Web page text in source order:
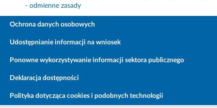
- odmienne zasady
Ochrona danych osobowych
Udostępnianie informacji na wniosek
Ponowne wykorzystywanie informacji sektora publicznego
Deklaracja dostępności
Polityka dotycząca cookies i podobnych technologii